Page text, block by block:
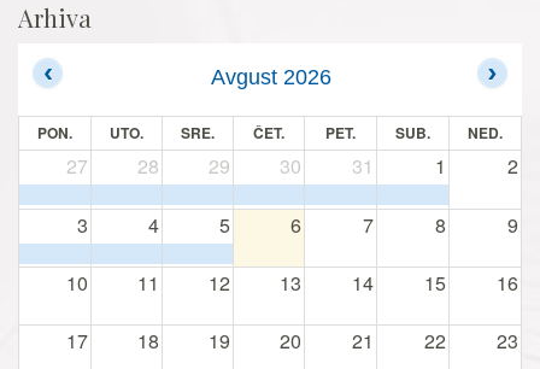
Arhiva
Avgust 2026
PON. UTO. SRE. ČET. PET. SUB. NED.
27 28 29 30 31 1 2
3 4 5 6 7 8 9
10 11 12 13 14 15 16
17 18 19 20 21 22 23